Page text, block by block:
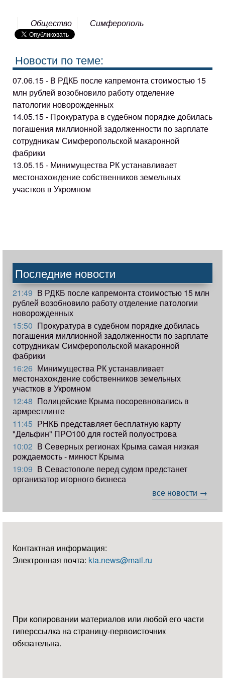
Общество Симферополь
Новости по теме:
07.06.15 - В РДКБ после капремонта стоимостью 15
млн рублей возобновило работу отделение
патологии новорожденных
14.05.15 - Прокуратура в судебном порядке добилась
погашения миллионной задолженности по зарплате
сотрудникам Симферопольской макаронной
фабрики
13.05.15 - Минимущества РК устанавливает
местонахождение собственников земельных
участков в Укромном
Последние новости
21:49 В РДКБ после капремонта стоимостью 15 млн
рублей возобновило работу отделение патологии
новорожденных
15:50 Прокуратура в судебном порядке добилась
погашения миллионной задолженности по зарплате
сотрудникам Симферопольской макаронной
фабрики
16:26 Минимущества РК устанавливает
местонахождение собственников земельных
участков в Укромном
12:48 Полицейские Крыма посоревновались в
армрестлинге
11:45 РНКБ представляет бесплатную карту
"Дельфин" ПРО100 для гостей полуострова
10:02 В Северных регионах Крыма самая низкая
рождаемость - минюст Крыма
19:09 В Севастополе перед судом предстанет
организатор игорного бизнеса
все новости →
Контактная информация:
Электронная почта: kia.news@mail.ru
При копировании материалов или любой его части
гиперссылка на страницу-первоисточник
обязательна.